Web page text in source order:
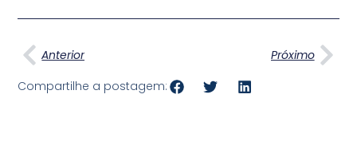
Anterior
Anterior Próximo
Compartilhe a postagem: